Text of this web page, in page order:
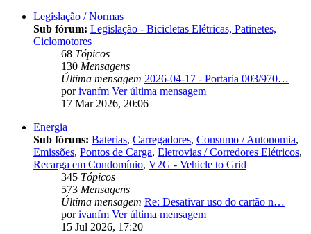
Legislação / Normas
Sub fórum: Legislação - Bicicletas Elétricas, Patinetes,
Ciclomotores
68 Tópicos
130 Mensagens
Última mensagem 2026-04-17 - Portaria 003/970…
porivanfm Ver última mensagem
17 Mar 2026, 20:06
Energia
Sub fóruns: Baterias, Carregadores, Consumo / Autonomia,
Emissões, Pontos de Carga, Eletrovias / Corredores Elétricos,
Recarga em Condomínio, V2G - Vehicle to Grid
345 Tópicos
573 Mensagens
Última mensagem Re: Desativar uso do cartão n…
porivanfm Ver última mensagem
15 Jul 2026, 17:20